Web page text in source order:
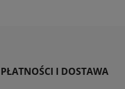
PŁATNOŚCI I DOSTAWA